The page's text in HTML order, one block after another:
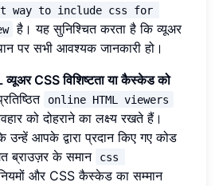
way to include css for
है। यह सुनिश्चित करता है कि व्यूअर
पर सभी आवश्यक जानकारी हो।
CSS विशिष्टता या कैस्केड को
online HTML viewers
को दोहराने का लक्ष्य रखते हैं।
आपके द्वारा प्रदान किए गए कोड
ब्राउज़र के समान
css
और CSS कैस्केड का सम्मान